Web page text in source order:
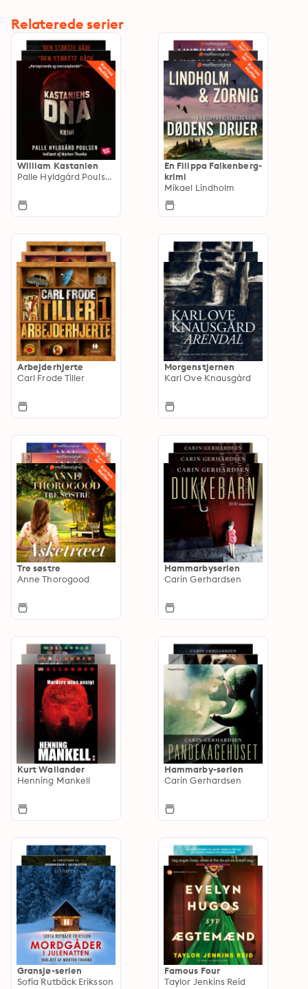
Relaterede serier
William Kastanien
Palle Hyldgård Poulsen
En Filippa Falkenberg-
krimi
Mikael Lindholm
Arbejderhjerte
Carl Frode Tiller
Morgenstjernen
Karl Ove Knausgård
Tre søstre
Anne Thorogood
Hammarbyserien
Carin Gerhardsen
Kurt Wallander
Henning Mankell
Hammarby-serien
Carin Gerhardsen
Gransjø-serien
Sofia Rutbäck Eriksson
Famous Four
Taylor Jenkins Reid